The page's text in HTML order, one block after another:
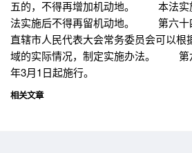
五的，不得再增加机动地。 本法实
法实施后不得再留机动地。 第六十
直辖市人民代表大会常务委员会可以根
域的实际情况，制定实施办法。 第
年3月1日起施行。
相关文章